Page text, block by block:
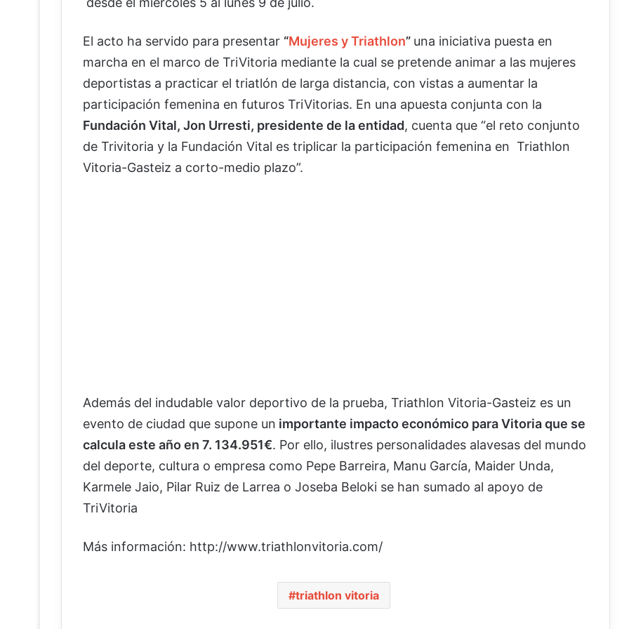
El acto ha servido para presentar “Mujeres y Triathlon” una iniciativa puesta en
marcha en el marco de TriVitoria mediante la cual se pretende animar a las mujeres
deportistas a practicar el triatlón de larga distancia, con vistas a aumentar la
participación femenina en futuros TriVitorias. En una apuesta conjunta con la
Fundación Vital, Jon Urresti, presidente de la entidad, cuenta que “el reto conjunto
de Trivitoria y la Fundación Vital es triplicar la participación femenina en Triathlon
Vitoria-Gasteiz a corto-medio plazo”.
Además del indudable valor deportivo de la prueba, Triathlon Vitoria-Gasteiz es un
evento de ciudad que supone un importante impacto económico para Vitoria que se
calcula este año en 7. 134.951€. Por ello, ilustres personalidades alavesas del mundo
del deporte, cultura o empresa como Pepe Barreira, Manu García, Maider Unda,
Karmele Jaio, Pilar Ruiz de Larrea o Joseba Beloki se han sumado al apoyo de
TriVitoria
Más información: http://www.triathlonvitoria.com/
triathlon vitoria